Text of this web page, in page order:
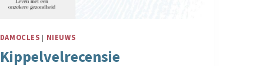
DAMOCLES | NIEUWS
Kippelvelrecensie